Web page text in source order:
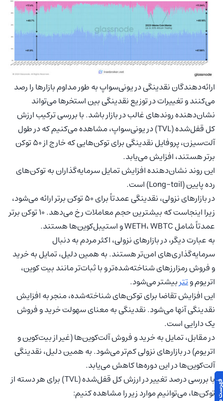
ارائه‌دهندگان نقدینگی در یونی‌سواپ به طور مداوم بازارها را رصد
می‌کنند و تغییرات در توزیع نقدینگی بین استخرها می‌تواند
نشان‌دهنده روندهای غالب در بازار باشد. با بررسی ترکیب ارزش
کل قفل‌شده (TVL) در یونی‌سواپ، مشاهده می‌کنیم که در طول
آلت‌سیزن، پروفایل نقدینگی برای توکن‌هایی که خارج از ۵۰ توکن
برتر هستند، افزایش می‌یابد.
این روند نشان‌دهنده افزایش تمایل سرمایه‌گذاران به توکن‌های
رده پایین (Long-tail) است.
در بازارهای نزولی، نقدینگی عمدتاً برای ۵۰ توکن برتر ارائه می‌شود،
زیرا اینجاست که بیشترین حجم معاملات رخ می‌دهد. ۱۰ توکن برتر
عمدتاً شامل WETH، WBTC و استیبل‌کوین‌ها هستند.
به عبارت دیگر، در بازارهای نزولی، اکثر مردم به دنبال
سرمایه‌گذاری‌های امن‌تر هستند. به همین دلیل، تمایل به خرید
و فروش رمزارزهای شناخته‌شده‌تر و با ثبات‌تر مانند بیت کوین،
اتریوم وتتربیشتر می‌شود.
این افزایش تقاضا برای توکن‌های شناخته‌شده، منجر به افزایش
نقدینگی آنها می‌شود. نقدینگی به معنای سهولت خرید و فروش
یک دارایی است.
در مقابل، تمایل به خرید و فروش آلت‌کوین‌ها (غیر از بیت‌کوین و
اتریوم) در بازارهای نزولی کم‌تر می‌شود. به همین دلیل، نقدینگی
آلت‌کوین‌ها در این دوره‌ها کاهش می‌یابد.
با بررسی درصد تغییر در ارزش کل قفل‌شده (TVL) برای هر دسته از
توکن‌ها، می‌توانیم موارد زیر را مشاهده کنیم: